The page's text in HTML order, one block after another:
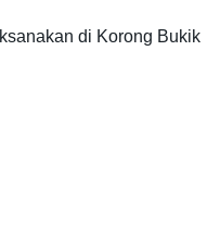
di Korong Bukik